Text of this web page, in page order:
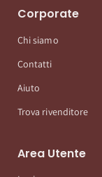
Corporate
Chi siamo
Contatti
Aiuto
Trova rivenditore
Area Utente